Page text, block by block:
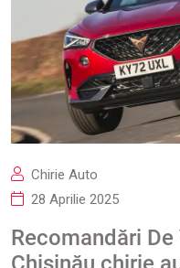
Chirie Auto
28 Aprilie 2025
Recomandări